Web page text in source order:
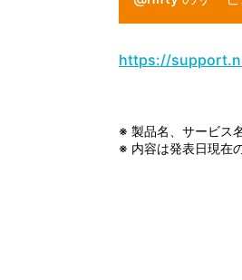
https://
※ 製品名、サービス
※ 内容は発表日現在